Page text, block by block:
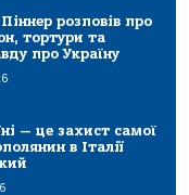
розповів про
тортури та
про Україну
— це захист самої
в Італії